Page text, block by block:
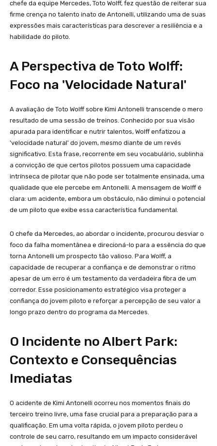
chefe da equipe Mercedes, Toto Wolff, fez questão de reiterar sua
firme crença no talento inato de Antonelli, utilizando uma de suas
expressões mais características para descrever a resiliência e a
habilidade do piloto.
A Perspectiva de Toto Wolff:
Foco na 'Velocidade Natural'
A avaliação de Toto Wolff sobre Kimi Antonelli transcende o mero
resultado de uma sessão de treinos. Conhecido por sua visão
apurada para identificar e nutrir talentos, Wolff enfatizou a
'velocidade natural' do jovem, mesmo diante de um revés
significativo. Esta frase, recorrente em seu vocabulário, sublinha
a convicção de que certos pilotos possuem uma capacidade
intrínseca de pilotar que não pode ser totalmente ensinada, uma
qualidade que ele percebe em Antonelli. A mensagem de Wolff é
clara: um acidente, embora um obstáculo, não diminui o potencial
de um piloto que exibe essa característica fundamental.
O chefe da Mercedes, ao abordar o incidente, procurou desviar o
foco da falha momentânea e direcioná-lo para a essência do que
torna Antonelli um prospecto tão valioso. Para Wolff, a
capacidade de recuperar a confiança e de demonstrar o ritmo
apesar de um erro é um testamento da verdadeira fibra de um
corredor. Esse posicionamento estratégico visa proteger a
confiança do jovem piloto e reforçar a percepção de seu valor a
longo prazo dentro do programa da Mercedes.
O Incidente no Albert Park:
Contexto e Consequências
Imediatas
O acidente de Kimi Antonelli ocorreu nos momentos finais do
terceiro treino livre, uma fase crucial para a preparação para a
qualificação. Em uma volta rápida, o jovem piloto perdeu o
controle de seu carro, resultando em um impacto considerável